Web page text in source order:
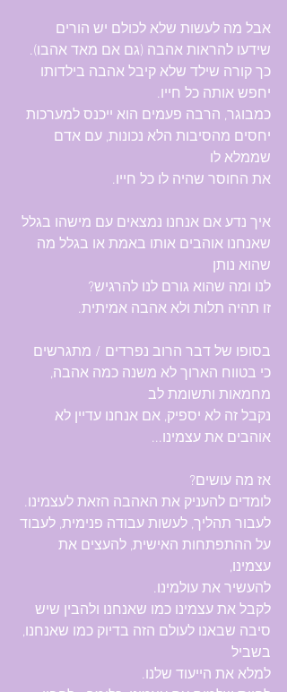
אבל מה לעשות שלא לכולם יש הורים
שידעו להראות אהבה (גם אם מאד אהבו).
כך קורה שילד שלא קיבל אהבה בילדותו
יחפש אותה כל חייו.
כמבוגר, הרבה פעמים הוא ייכנס למערכות
יחסים מהסיבות הלא נכונות, עם אדם
שממלא לו
את החוסר שהיה לו כל חייו.
איך נדע אם אנחנו נמצאים עם מישהו בגלל
שאנחנו אוהבים אותו באמת או בגלל מה
שהוא נותן
לנו ומה שהוא גורם לנו להרגיש?
זו תהיה תלות ולא אהבה אמיתית.
בסופו של דבר הרוב נפרדים / מתגרשים
כי בטווח הארוך לא משנה כמה אהבה,
מחמאות ותשומת לב
נקבל זה לא יספיק, אם אנחנו עדיין לא
אוהבים את עצמינו...
אז מה עושים?
לומדים להעניק את האהבה הזאת לעצמינו.
לעבור תהליך, לעשות עבודה פנימית, לעבוד
על ההתפתחות האישית, להעצים את
עצמינו,
להעשיר את עולמינו.
לקבל את עצמינו כמו שאנחנו ולהבין שיש
סיבה שבאנו לעולם הזה בדיוק כמו שאנחנו,
בשביל
למלא את הייעוד שלנו.